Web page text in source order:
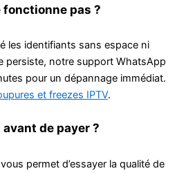
fonctionne pas ?
les identifiants sans espace ni
persiste, notre support WhatsApp
pour un dépannage immédiat.
et freezes IPTV.
de payer ?
vous permet d’essayer la qualité de